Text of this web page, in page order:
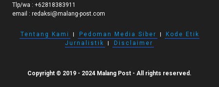
Tlp/wa : +62818383911
email : redaksi@malang-post.com
Tentang Kami I Pedoman Media Siber I
Kode Etik
Jurnalistik
I Disclaimer
Copyright © 2019 - 2024 Malang Post - All rights reserved.